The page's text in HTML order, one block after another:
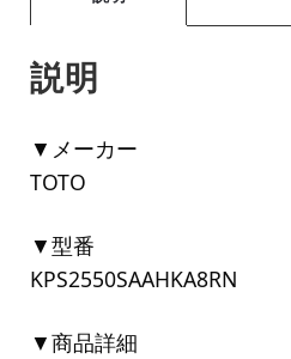
説明
▼メーカー
TOTO
▼型番
KPS2550SAAHKA8RN
▼商品詳細